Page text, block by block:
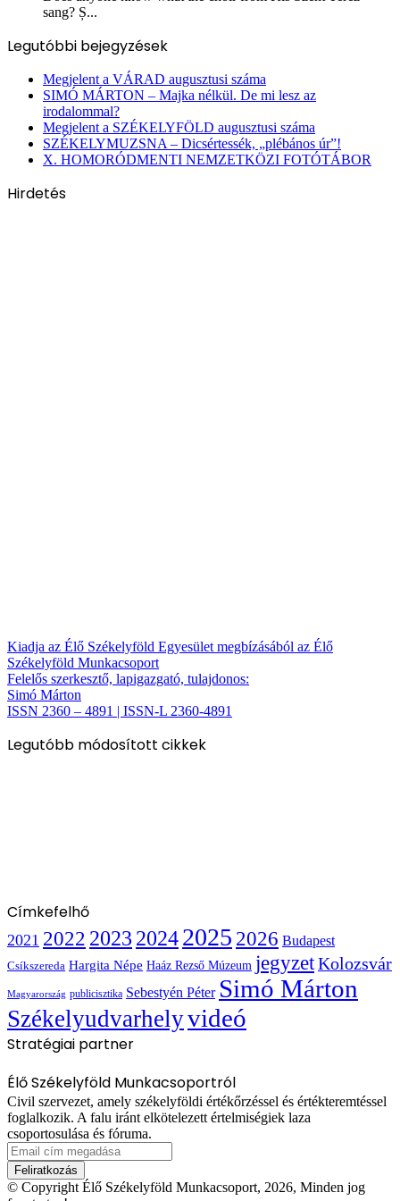
sang? Ș...
Legutóbbi bejegyzések
Megjelent a VÁRAD augusztusi száma
SIMÓ MÁRTON – Majka nélkül. De mi lesz az
irodalommal?
Megjelent a SZÉKELYFÖLD augusztusi száma
SZÉKELYMUZSNA – Dicsértessék, „plébános úr”!
X. HOMORÓDMENTI NEMZETKÖZI FOTÓTÁBOR
Hirdetés
Kiadja az Élő Székelyföld Egyesület megbízásából az Élő
Székelyföld Munkacsoport
Felelős szerkesztő, lapigazgató, tulajdonos:
Simó Márton
ISSN 2360 – 4891 | ISSN-L 2360-4891
Legutóbb módosított cikkek
Címkefelhő
2021 2022 2023 20242025 2026 Budapest
Csíkszereda Hargita Népe Haáz Rezső Múzeum jegyzetKolozsvár
Magyarország publicisztika Sebestyén Péter Simó Márton
Székelyudvarhelyvideó
Stratégiai partner
Élő Székelyföld Munkacsoportról
Civil szervezet, amely székelyföldi értékőrzéssel és értékteremtéssel
foglalkozik. A falu iránt elkötelezett értelmiségiek laza
csoportosulása és fóruma.
Email
cím
megadása
© Copyright Élő Székelyföld Munkacsoport, 2026, Minden jog